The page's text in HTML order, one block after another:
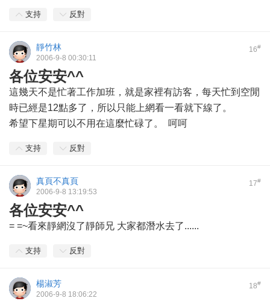
支持 反對
16#
靜竹林
2006-9-8 00:30:11
各位安安^^
這幾天不是忙著工作加班，就是家裡有訪客，每天忙到空閒
時已經是12點多了，所以只能上網看一看就下線了。
希望下星期可以不用在這麼忙碌了。 呵呵
支持 反對
17#
真頁不真頁
2006-9-8 13:19:53
各位安安^^
= =~看來靜網沒了靜師兄 大家都潛水去了......
支持 反對
18#
楊淑芳
2006-9-8 18:06:22